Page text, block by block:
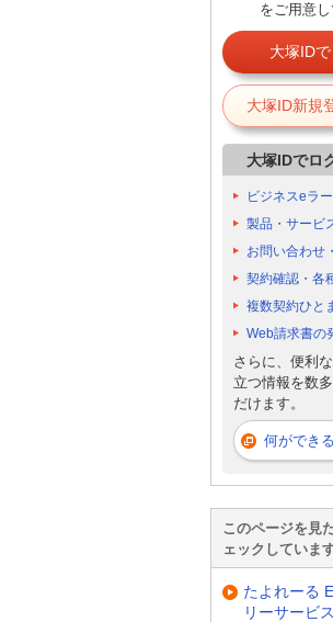
をご用意し
大塚ID
大塚ID新規
大塚IDでロ
ビジネスeラ
製品・サービ
お問い合わせ
契約確認・各
複数契約ひと
Web請求書の
さらに、便利
立つ情報を数
だけます。
何ができ
このページを見
ェックしていま
たよれーる
リーサービ